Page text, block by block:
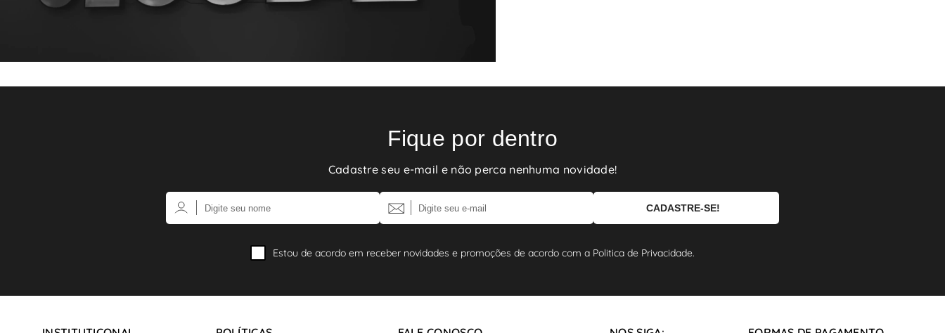
Fique por dentro
Cadastre seu e-mail e não perca nenhuma novidade!
Estou de acordo em receber novidades e promoções de acordo com a Politica de Privacidade.